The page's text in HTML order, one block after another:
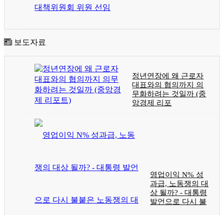
보도자료
정년연장에 왜 근로자
대표와의 협의까지 의
무화하려는 것일까 (중
앙경제 리포
영업이익 N% 성
과급, 노동쟁의 대
상 될까? - 대통령
발언으로 다시 불